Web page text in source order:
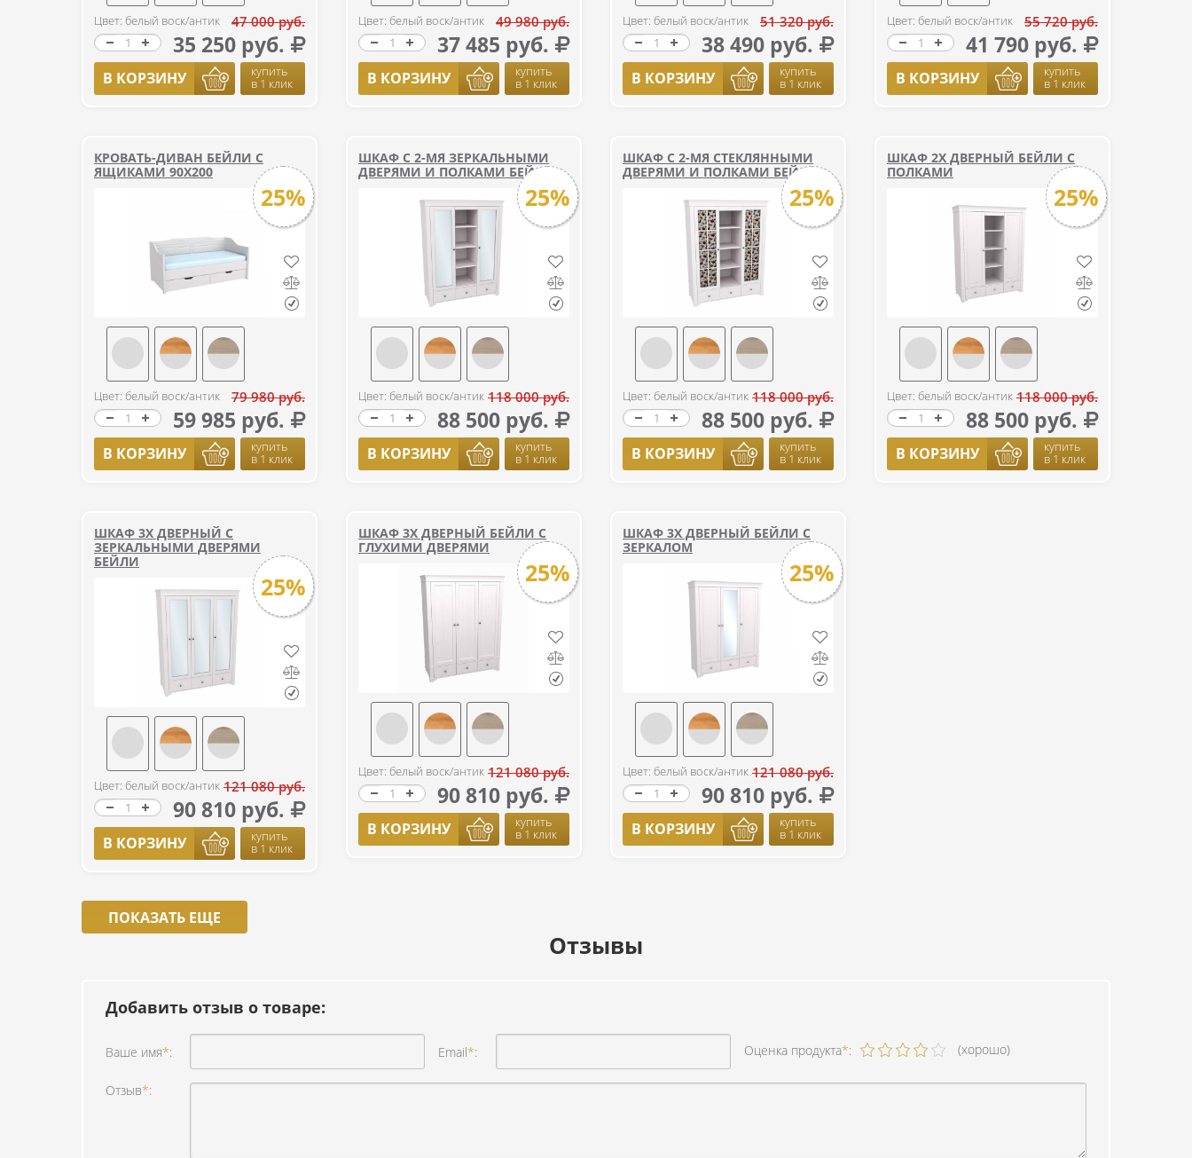
Цвет: белый воск/антик 47 000 руб.
35 250 руб.
В КОРЗИНУ купить
в 1 клик
Цвет: белый воск/антик 49 980 руб.
37 485 руб.
В КОРЗИНУ купить
в 1 клик
Цвет: белый воск/антик 51 320 руб.
38 490 руб.
В КОРЗИНУ купить
в 1 клик
Цвет: белый воск/антик 55 720 руб.
41 790 руб.
В КОРЗИНУ купить
в 1 клик
КРОВАТЬ-ДИВАН БЕЙЛИ С
ЯЩИКАМИ 90Х200
25%
Цвет: белый воск/антик 79 980 руб.
59 985 руб.
В КОРЗИНУ купить
в 1 клик
ШКАФ С 2-МЯ ЗЕРКАЛЬНЫМИ
ДВЕРЯМИ И ПОЛКАМИ БЕЙЛИ
25%
Цвет: белый воск/антик 118 000 руб.
88 500 руб.
В КОРЗИНУ купить
в 1 клик
ШКАФ С 2-МЯ СТЕКЛЯННЫМИ
ДВЕРЯМИ И ПОЛКАМИ БЕЙЛИ
25%
Цвет: белый воск/антик 118 000 руб.
88 500 руб.
В КОРЗИНУ купить
в 1 клик
ШКАФ 2Х ДВЕРНЫЙ БЕЙЛИ С
ПОЛКАМИ
25%
Цвет: белый воск/антик 118 000 руб.
88 500 руб.
В КОРЗИНУ купить
в 1 клик
ШКАФ 3Х ДВЕРНЫЙ С
ЗЕРКАЛЬНЫМИ ДВЕРЯМИ
БЕЙЛИ
25%
Цвет: белый воск/антик 121 080 руб.
90 810 руб.
В КОРЗИНУ купить
в 1 клик
ШКАФ 3Х ДВЕРНЫЙ БЕЙЛИ С
ГЛУХИМИ ДВЕРЯМИ
25%
Цвет: белый воск/антик 121 080 руб.
90 810 руб.
В КОРЗИНУ купить
в 1 клик
ШКАФ 3Х ДВЕРНЫЙ БЕЙЛИ С
ЗЕРКАЛОМ
25%
Цвет: белый воск/антик 121 080 руб.
90 810 руб.
В КОРЗИНУ купить
в 1 клик
ПОКАЗАТЬ ЕЩЕ
Отзывы
Добавить отзыв о товаре:
Ваше имя*: Email*: Оценка продукта*: (хорошо)
Отзыв*: